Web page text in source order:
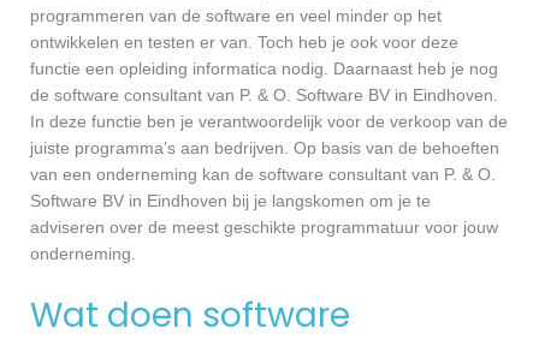
programmeren van de software en veel minder op het
ontwikkelen en testen er van. Toch heb je ook voor deze
functie een opleiding informatica nodig. Daarnaast heb je nog
de software consultant van P. & O. Software BV in Eindhoven.
In deze functie ben je verantwoordelijk voor de verkoop van de
juiste programma’s aan bedrijven. Op basis van de behoeften
van een onderneming kan de software consultant van P. & O.
Software BV in Eindhoven bij je langskomen om je te
adviseren over de meest geschikte programmatuur voor jouw
onderneming.
Wat doen software